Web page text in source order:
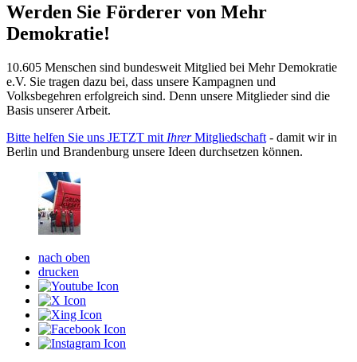
Werden Sie Förderer von Mehr
Demokratie!
10.605 Menschen sind bundesweit Mitglied bei Mehr Demokratie
e.V. Sie tragen dazu bei, dass unsere Kampagnen und
Volksbegehren erfolgreich sind. Denn unsere Mitglieder sind die
Basis unserer Arbeit.
Bitte helfen Sie uns JETZT mit IhrerMitgliedschaft - damit wir in
Berlin und Brandenburg unsere Ideen durchsetzen können.
nach oben
drucken